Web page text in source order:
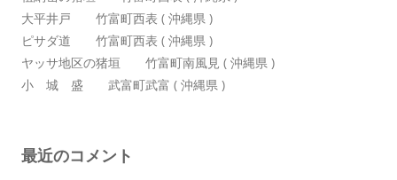
大平井戸 竹富町西表 ( 沖縄県 )
ピサダ道 竹富町西表 ( 沖縄県 )
ヤッサ地区の猪垣 竹富町南風見 ( 沖縄県 )
小 城 盛 武富町武富 ( 沖縄県 )
最近のコメント